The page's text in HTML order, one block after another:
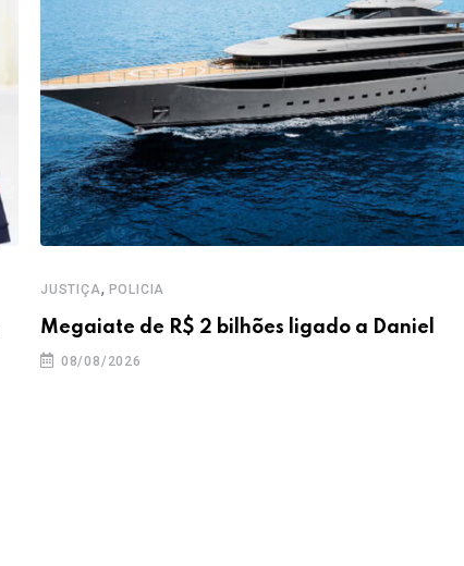
JUSTIÇA, POLICIA
Megaiate de R$ 2 bilhões ligado a Daniel
08/08/2026